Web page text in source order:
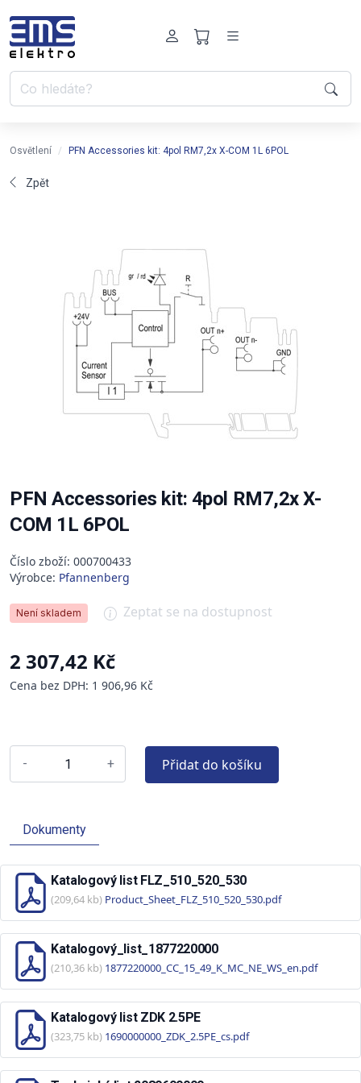
Osvětlení PFN Accessories kit: 4pol RM7,2x X-COM 1L 6POL
Zpět
PFN Accessories kit: 4pol RM7,2x X-
COM 1L 6POL
Číslo zboží: 000700433
Výrobce: Pfannenberg
Není skladem Zeptat se na dostupnost
2 307,42 Kč
Cena bez DPH: 1 906,96 Kč
- + Přidat do košíku
Dokumenty
Katalogový list FLZ_510_520_530
(209,64 kb) Product_Sheet_FLZ_510_520_530.pdf
Katalogový_list_1877220000
(210,36 kb) 1877220000_CC_15_49_K_MC_NE_WS_en.pdf
Katalogový list ZDK 2.5PE
(323,75 kb) 1690000000_ZDK_2.5PE_cs.pdf